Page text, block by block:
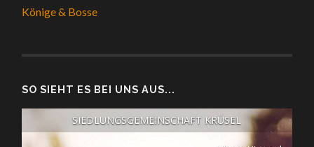
Könige & Bosse
SO SIEHT ES BEI UNS AUS...
SIEDLUNGSGEMEINSCHAFT KRÜSEL